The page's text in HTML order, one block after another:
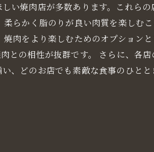
い焼肉店が多数あります。これら
らかく脂のりが良い肉質を楽しむ
肉をより楽しむためのオプション
との相性が抜群です。 さらに、各
、どのお店でも素敵な食事のひと